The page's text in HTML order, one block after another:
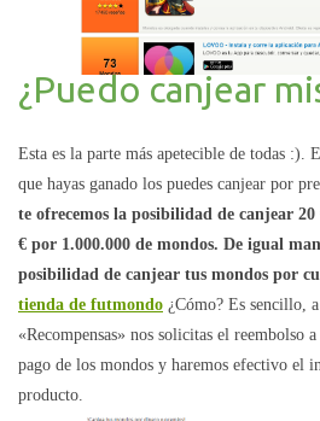
¿Puedo canjear
Esta es la parte más apetecible de todas :).
que hayas ganado los puedes canjear por
te ofrecemos la posibilidad de canjear
€ por 1.000.000 de mondos. De igual
posibilidad de canjear tus mondos por
tienda de futmondo ¿Cómo? Es sencillo,
«Recompensas» nos solicitas el reembolso
pago de los mondos y haremos efectivo el
producto.